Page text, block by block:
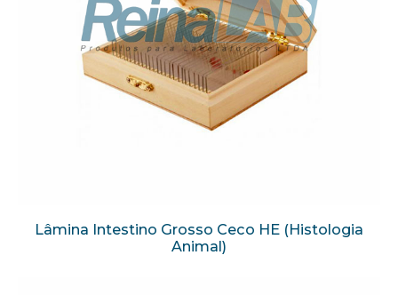
Lâmina Intestino Grosso Ceco HE (Histologia
Animal)